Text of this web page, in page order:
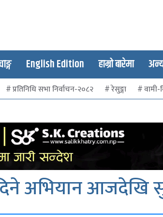
English Edition हाम्रो बारेमा
प्रतिनिधि सभा निर्वाचन-२०८२ रेसुङ्गा वामी-
अभियान आजदेखि